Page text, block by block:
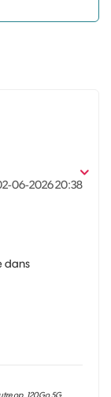
06-202620:38
dans
op. 120Go 5G